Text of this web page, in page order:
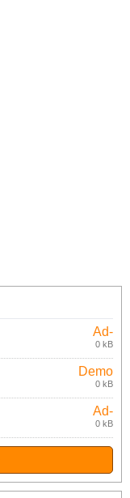
Ad-
supported
0 kB
Demo
0 kB
Ad-
supported
0 kB